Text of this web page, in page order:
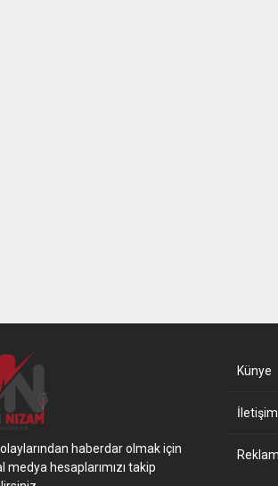
olaylarından haberdar olmak için
medya hesaplarımızı takip
Künye
İletişim